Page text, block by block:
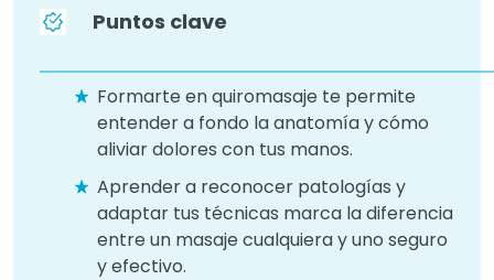
Puntos clave
Formarte en quiromasaje te permite
entender a fondo la anatomía y cómo
aliviar dolores con tus manos.
Aprender a reconocer patologías y
adaptar tus técnicas marca la diferencia
entre un masaje cualquiera y uno seguro
y efectivo.